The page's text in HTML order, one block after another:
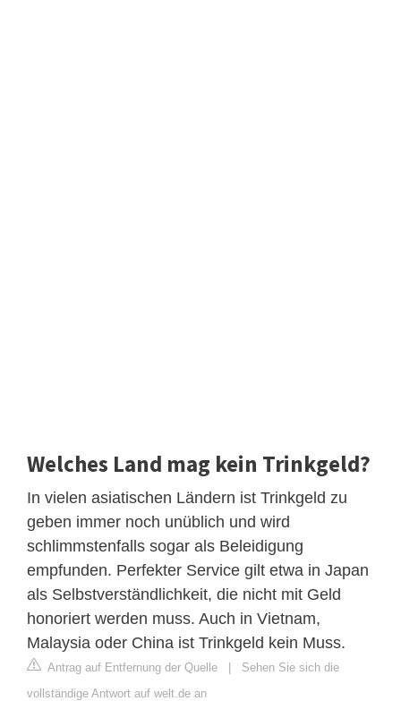
Welches Land mag kein Trinkgeld?
In vielen asiatischen Ländern ist Trinkgeld zu
geben immer noch unüblich und wird
schlimmstenfalls sogar als Beleidigung
empfunden. Perfekter Service gilt etwa in Japan
als Selbstverständlichkeit, die nicht mit Geld
honoriert werden muss. Auch in Vietnam,
Malaysia oder China ist Trinkgeld kein Muss.
Antrag auf Entfernung der Quelle | Sehen Sie sich die
vollständige Antwort auf welt.de an